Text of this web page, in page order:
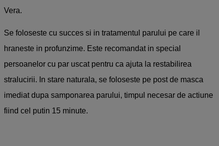
Vera.
Se foloseste cu succes si in tratamentul parului pe care il
hraneste in profunzime. Este recomandat in special
persoanelor cu par uscat pentru ca ajuta la restabilirea
stralucirii. In stare naturala, se foloseste pe post de masca
imediat dupa samponarea parului, timpul necesar de actiune
fiind cel putin 15 minute.